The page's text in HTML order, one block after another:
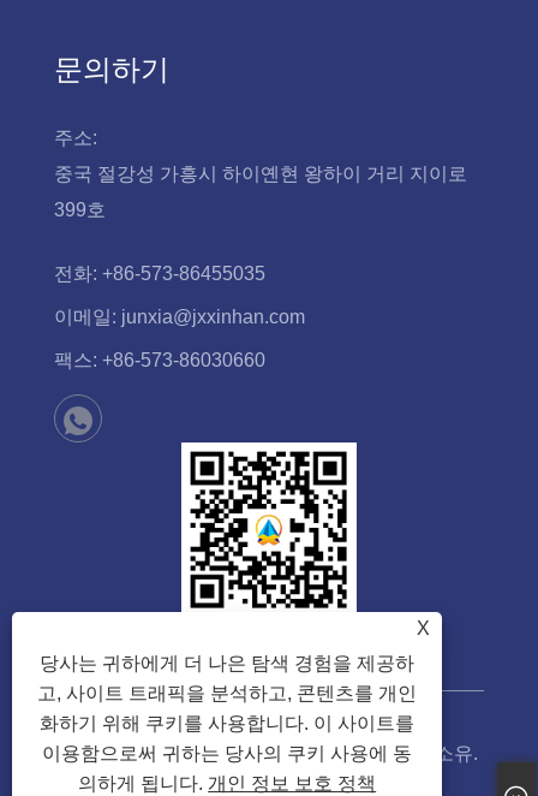
문의하기
주소:
중국 절강성 가흥시 하이옌현 왕하이 거리 지이로
399호
전화: +86-573-86455035
이메일: junxia@jxxinhan.com
팩스: +86-573-86030660
저작권 © 2023 가흥신한기술유한회사. 판권 소유.
Links
Sitemap RSS XML
X
당사는 귀하에게 더 나은 탐색 경험을 제공하
고, 사이트 트래픽을 분석하고, 콘텐츠를 개인
화하기 위해 쿠키를 사용합니다. 이 사이트를
이용함으로써 귀하는 당사의 쿠키 사용에 동
의하게 됩니다. 개인 정보 보호 정책